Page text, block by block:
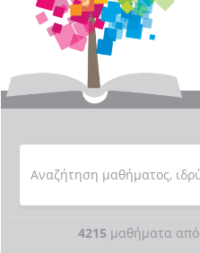
4215 μαθήματα από